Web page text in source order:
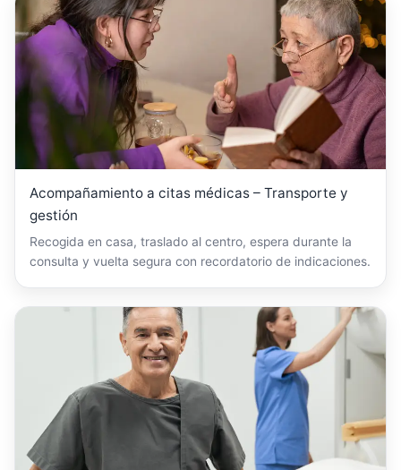
Acompañamiento a citas médicas – Transporte y
gestión
Recogida en casa, traslado al centro, espera durante la
consulta y vuelta segura con recordatorio de indicaciones.